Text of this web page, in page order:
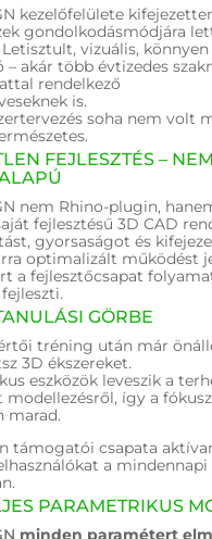
kezelőfelülete
gondolkodásmódjára
vizuális, könnyen
– akár több évtizedes
rendelkező
is.
soha nem volt
FEJLESZTÉS – NEM
nem Rhino-plugin,
fejlesztésű 3D CAD
gyorsaságot és
optimalizált működést
a fejlesztőcsapat
GÖRBE
tréning után már
3D ékszereket.
eszközök leveszik a
így a
marad.
támogatói csapata
a mindennapi
PARAMETRIKUS